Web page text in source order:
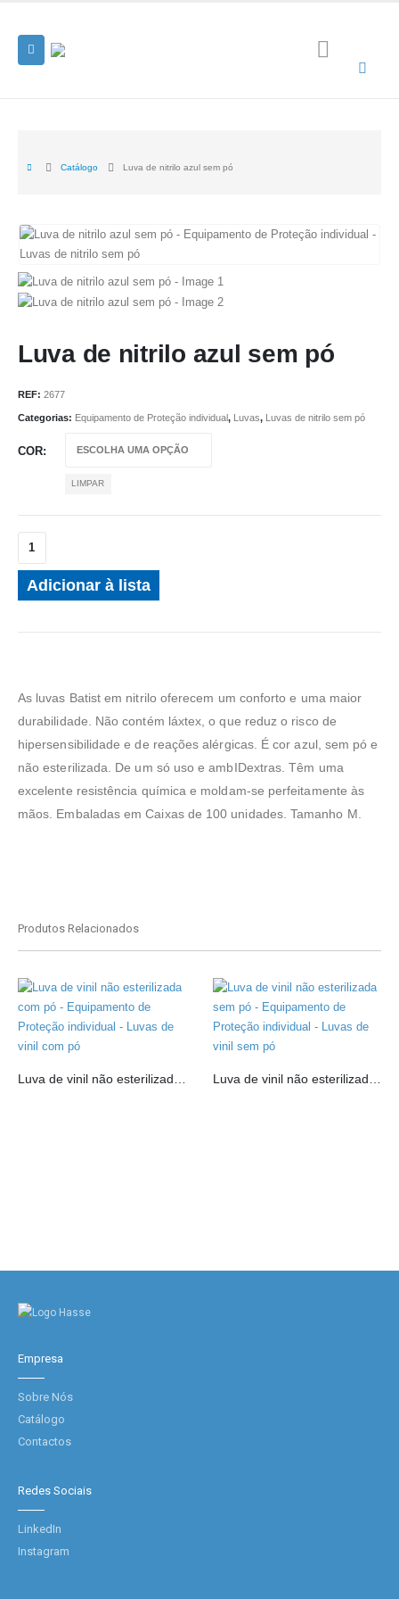
Catálogo Luva de nitrilo azul sem pó
Luva de nitrilo azul sem pó
REF: 2677
Categorias: Equipamento de Proteção individual, Luvas, Luvas de nitrilo sem pó
COR
LIMPAR
Adicionar à lista
As luvas Batist em nitrilo oferecem um conforto e uma maior
durabilidade. Não contém láxtex, o que reduz o risco de
hipersensibilidade e de reações alérgicas. É cor azul, sem pó e
não esterilizada. De um só uso e ambIDextras. Têm uma
excelente resistência química e moldam-se perfeitamente às
mãos. Embaladas em Caixas de 100 unidades. Tamanho M.
Produtos Relacionados
Empresa
Sobre Nós
Catálogo
Contactos
Redes Sociais
LinkedIn
Instagram